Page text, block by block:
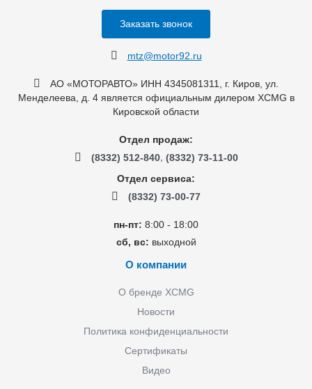
Заказать звонок
mtz@motor92.ru
АО «МОТОРАВТО» ИНН 4345081311, г. Киров, ул.
Менделеева, д. 4 является официальным дилером XCMG в
Кировской области
Отдел продаж:
(8332) 512-840, (8332) 73-11-00
Отдел сервиса:
(8332) 73-00-77
пн-пт: 8:00 - 18:00
сб, вс: выходной
О компании
О бренде XCMG
Новости
Политика конфиденциальности
Сертификаты
Видео